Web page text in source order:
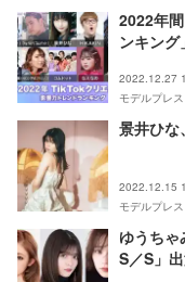
2022年
ンキン
2022.12.27
モデルプレス
景井ひな
2022.12.15
モデルプレス
ゆうち
S／S」